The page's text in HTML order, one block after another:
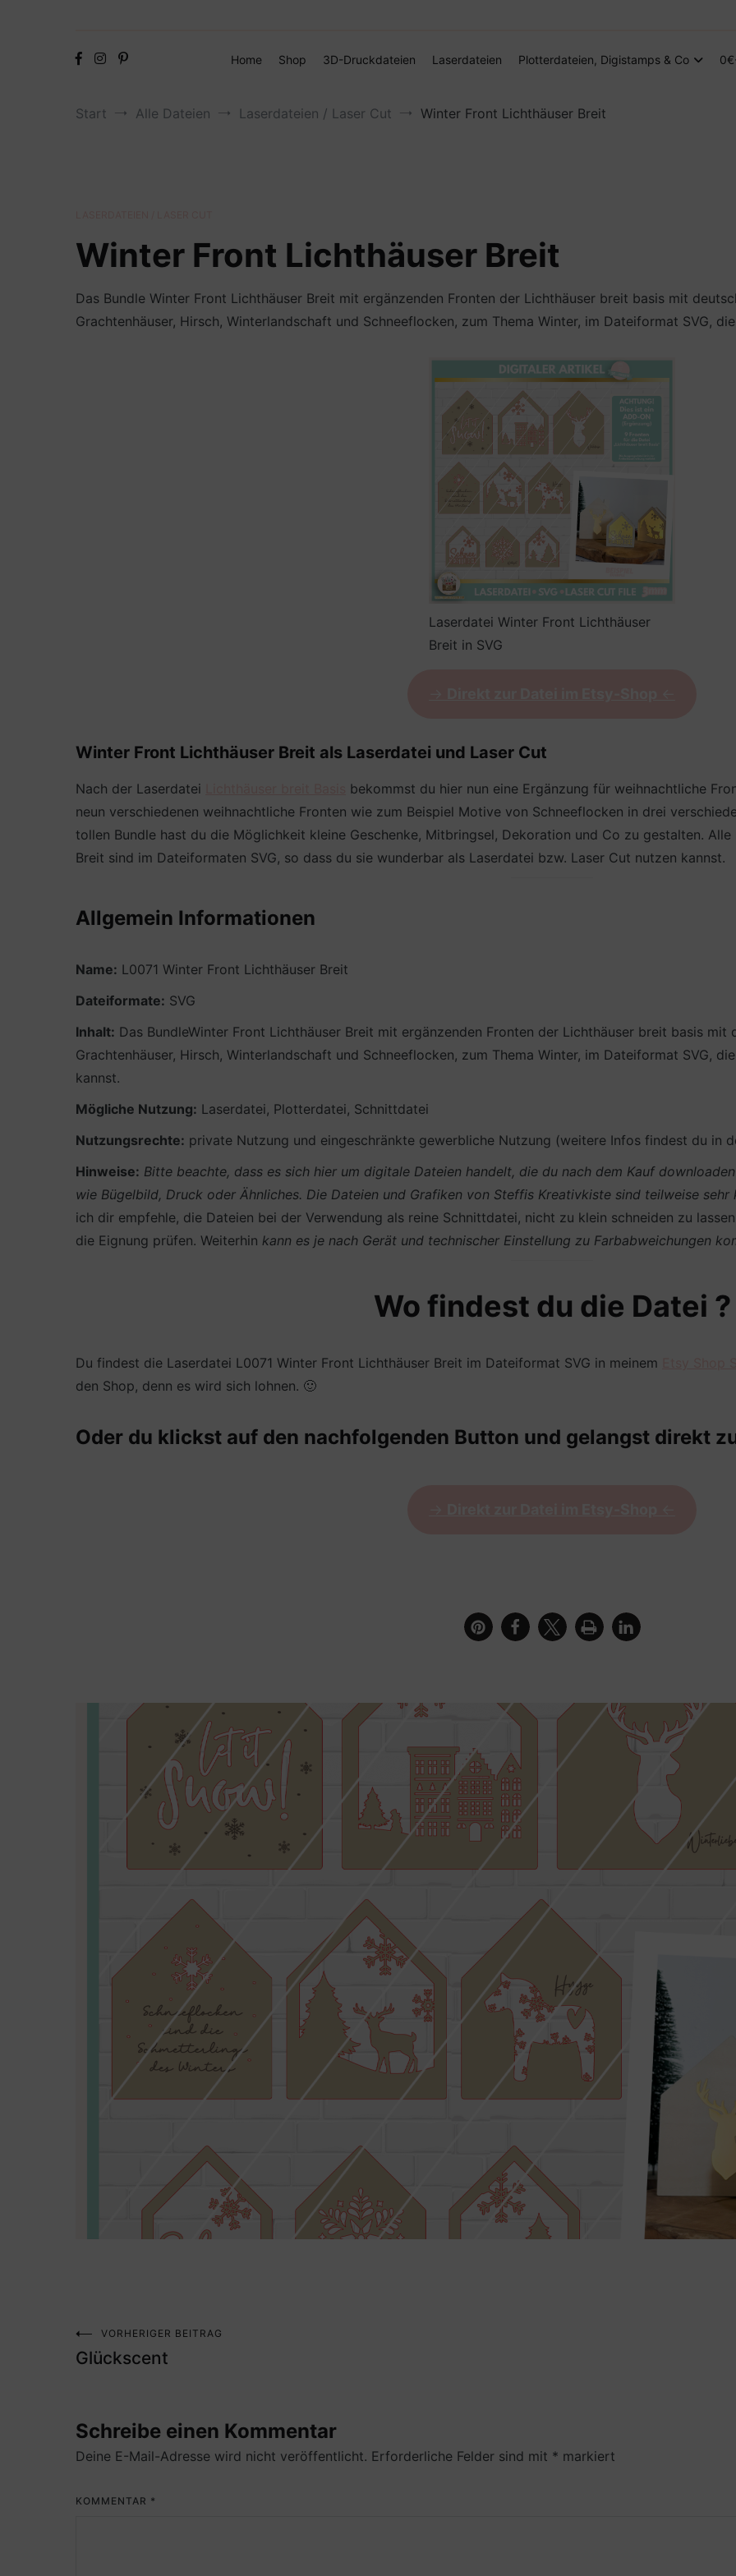
Home
Shop 3D-Druckdateien Laserdateien Plotterdateien, Digistamps & Co
Start Alle Dateien Laserdateien / Laser Cut Winter Front Lichthäuser Breit
Winter Front Lichthäuser Breit
Das Bundle Winter Front Lichthäuser Breit mit ergänzenden Fronten der Lichthäuser breit basis mit
Grachtenhäuser, Hirsch, Winterlandschaft und Schneeflocken, zum Thema Winter, im Dateiformat SVG,
Laserdatei Winter Front Lichthäuser
Breit in SVG
Winter Front Lichthäuser Breit als Laserdatei und Laser Cut
Nach der Laserdatei
bekommst du hier nun eine Ergänzung für weihnachtliche
neun verschiedenen weihnachtliche Fronten wie zum Beispiel Motive von Schneeflocken in drei
tollen Bundle hast du die Möglichkeit kleine Geschenke, Mitbringsel, Dekoration und Co zu gestalten.
Breit sind im Dateiformaten SVG, so dass du sie wunderbar als Laserdatei bzw. Laser Cut nutzen kannst.
Allgemein Informationen
Name: L0071 Winter Front Lichthäuser Breit
Dateiformate: SVG
Inhalt: Das BundleWinter Front Lichthäuser Breit mit ergänzenden Fronten der Lichthäuser breit basis mit
Grachtenhäuser, Hirsch, Winterlandschaft und Schneeflocken, zum Thema Winter, im Dateiformat SVG,
kannst.
Mögliche Nutzung: Laserdatei, Plotterdatei, Schnittdatei
Nutzungsrechte: private Nutzung und eingeschränkte gewerbliche Nutzung (weitere Infos findest du in
Hinweise: Bitte beachte, dass es sich hier um digitale Dateien handelt, die du nach dem Kauf downloaden
wie Bügelbild, Druck oder Ähnliches. Die Dateien und Grafiken von Steffis Kreativkiste sind teilweise
ich dir empfehle, die Dateien bei der Verwendung als reine Schnittdatei, nicht zu klein schneiden zu
die Eignung prüfen. Weiterhin kann es je nach Gerät und technischer Einstellung zu Farbabweichungen
Wo findest du die Datei ?
Du findest die Laserdatei L0071 Winter Front Lichthäuser Breit im Dateiformat SVG in meinem
den Shop, denn es wird sich lohnen. 🙂
Oder du klickst auf den nachfolgenden Button und gelangst direkt
Beitragsnavigation
VORHERIGER BEITRAG
Glückscent
Schreibe einen Kommentar
Deine E-Mail-Adresse wird nicht veröffentlicht. Erforderliche Felder sind mit * markiert
KOMMENTAR *